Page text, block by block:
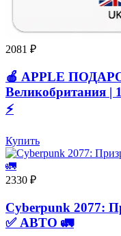
2081 ₽
🍎 APPLE
Великобритания
⚡️
Купить
2330 ₽
Cyberpunk 2077:
✅ АВТО 🚛